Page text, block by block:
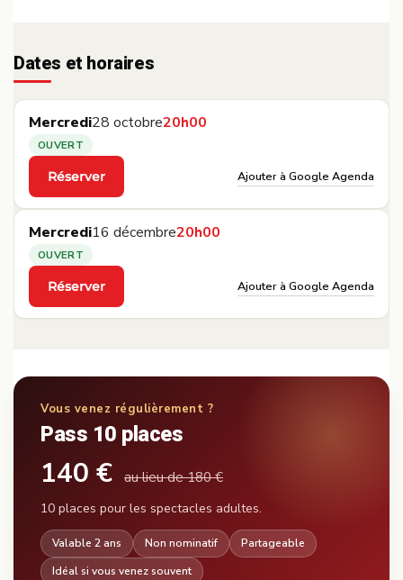
Dates et horaires
Mercredi28 octobre20h00
OUVERT
Réserver
·
Ajouter à Google Agenda
Mercredi16 décembre20h00
OUVERT
Réserver
·
Ajouter à Google Agenda
Vous venez régulièrement ?
Pass 10 places
140 € au lieu de 180 €
10 places pour les spectacles adultes.
Valable 2 ans Non nominatif
Partageable
Idéal si vous venez souvent